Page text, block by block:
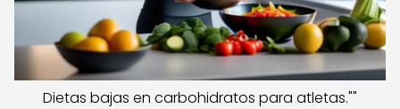
Dietas bajas en carbohidratos para atletas.""